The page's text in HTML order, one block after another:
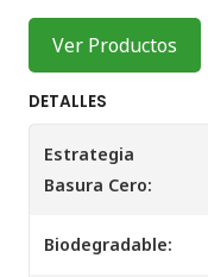
Ver Productos
DETALLES
Estrategia
Basura Cero:
Biodegradable: